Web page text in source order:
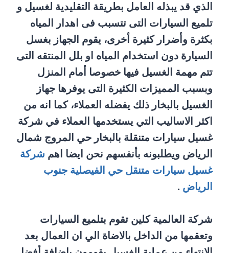
الذي قد يبذله العامل بطريقة التقليدية لغسيل و
تلميع السيارات التى تتسبب فى اهدار المياه
بكثرة وأضرار كثيرة أخرى، يقوم الجهاز بغسل
السيارة دون استخدام المياه او بلل المنتقه التى
تتم مهمة الغسيل فيها خصوصا أمام المنزل
وبسبب المميزات الكثيرة التى يوفرها جهاز
الغسيل بالبخار ذلك يفضله العملاء، كما انه من
اكثر الاساليب التي يستخدمها العملاء في شركة
غسيل سيارات متنقلة بالبخار حي المروج شمال
الرياض ويطلبونه بأنفسهم نحن ايضا اهم شركة
غسيل سيارات متنقل حي الفيصلية جنوب
الرياض .
شركة العالمية كلين تقوم بتلميع السيارات
وتعقمها من الداخل بالاضاة الي ان العمال بعد